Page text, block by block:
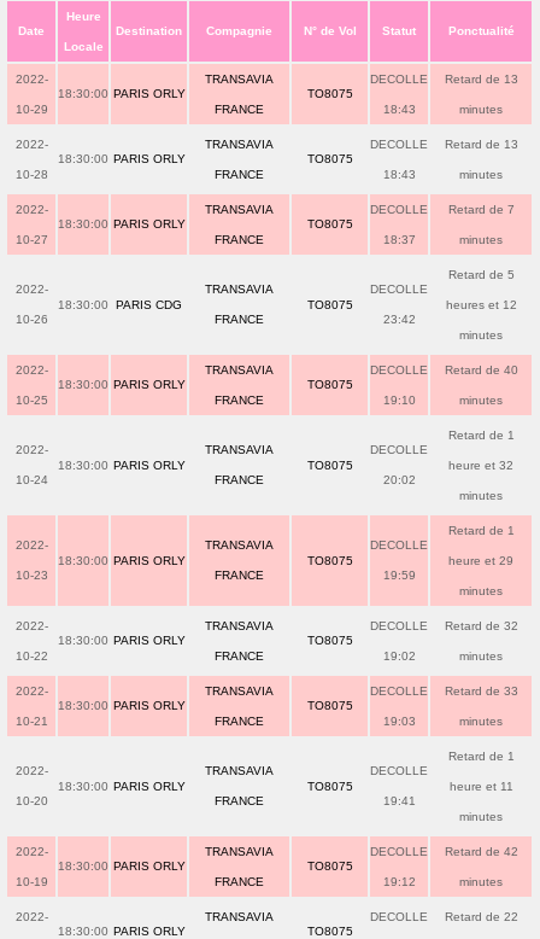
Date
Heure
Locale
Destination Compagnie N° de Vol Statut Ponctualité
2022-
10-29
18:30:00 PARIS ORLY
TRANSAVIA
FRANCE
TO8075
DECOLLE
18:43
Retard de 13
minutes
2022-
10-28
18:30:00 PARIS ORLY
TRANSAVIA
FRANCE
TO8075
DECOLLE
18:43
Retard de 13
minutes
2022-
10-27
18:30:00 PARIS ORLY
TRANSAVIA
FRANCE
TO8075
DECOLLE
18:37
Retard de 7
minutes
2022-
10-26
18:30:00 PARIS CDG
TRANSAVIA
FRANCE
TO8075
DECOLLE
23:42
Retard de 5
heures et 12
minutes
2022-
10-25
18:30:00 PARIS ORLY
TRANSAVIA
FRANCE
TO8075
DECOLLE
19:10
Retard de 40
minutes
2022-
10-24
18:30:00 PARIS ORLY
TRANSAVIA
FRANCE
TO8075
DECOLLE
20:02
Retard de 1
heure et 32
minutes
2022-
10-23
18:30:00 PARIS ORLY
TRANSAVIA
FRANCE
TO8075
DECOLLE
19:59
Retard de 1
heure et 29
minutes
2022-
10-22
18:30:00 PARIS ORLY
TRANSAVIA
FRANCE
TO8075
DECOLLE
19:02
Retard de 32
minutes
2022-
10-21
18:30:00 PARIS ORLY
TRANSAVIA
FRANCE
TO8075
DECOLLE
19:03
Retard de 33
minutes
2022-
10-20
18:30:00 PARIS ORLY
TRANSAVIA
FRANCE
TO8075
DECOLLE
19:41
Retard de 1
heure et 11
minutes
2022-
10-19
18:30:00 PARIS ORLY
TRANSAVIA
FRANCE
TO8075
DECOLLE
19:12
Retard de 42
minutes
2022-
18:30:00 PARIS ORLY
TRANSAVIA
TO8075
DECOLLE Retard de 22